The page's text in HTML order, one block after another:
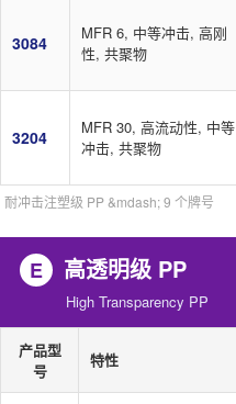
3084
MFR 6, 中等冲击, 高刚
性, 共聚物
3204
MFR 30, 高流动性, 中等
冲击, 共聚物
耐冲击注塑级 PP &mdash; 9 个牌号
E 高透明级 PP
High Transparency PP
产品型
号
特性